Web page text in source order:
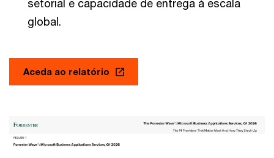
setorial e capacidade de entrega à escala
global.
Aceda ao relatório